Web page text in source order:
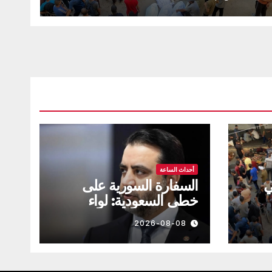
أحداث الساعة
السفارة السورية على
خطى السعودية: لواء
سوري متقاعد… دخل ولم
يخرج!
2026-08-08